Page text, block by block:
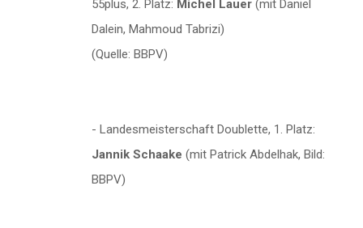
55plus, 2. Platz: Michel Lauer (mit Daniel
Dalein, Mahmoud Tabrizi)
(Quelle: BBPV)
- Landesmeisterschaft Doublette, 1. Platz:
Jannik Schaake (mit Patrick Abdelhak, Bild:
BBPV)